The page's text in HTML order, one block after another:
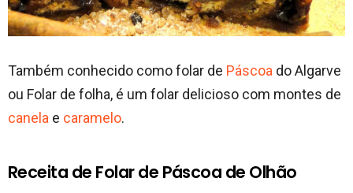
Também conhecido como folar de Páscoa do Algarve
ou Folar de folha, é um folar delicioso com montes de
canela e caramelo.
Receita de Folar de Páscoa de Olhão